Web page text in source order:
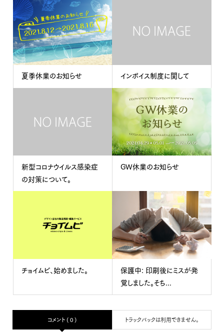
夏季休業のお知らせ インボイス制度に関して
新型コロナウイルス感染症
の対策について。
GW休業のお知らせ
チョイムビ、始めました。
保護中: 印刷後にミスが発
覚しました。そち...
コメント ( 0 ) トラックバックは利用できません。